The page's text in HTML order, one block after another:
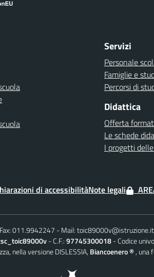
Servizi
Personale
Famiglie e
Percorsi di
Didattica
Offerta
Le schede
I progetti
di accessibilitàNote legali
Fax: 011.9942247 Mail:toic89000v@istruzione.it
C.F.:97745300018 Codice
nella versione DISLESSIA, Biancoenero ® , una